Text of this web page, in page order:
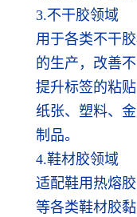
3.不干胶领域
用于各类不干
的生产，改善
提升标签的粘
纸张、塑料、
制品。
4.鞋材胶领域
适配鞋用热熔
等各类鞋材胶